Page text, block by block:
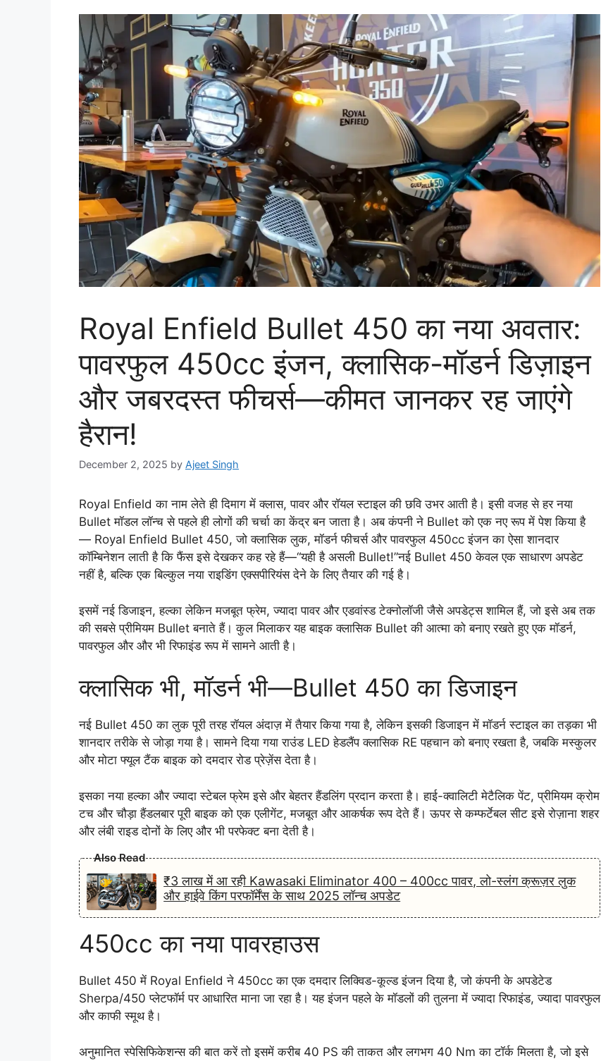
Royal Enfield Bullet 450 का नया अवतार:
पावरफुल 450cc इंजन, क्लासिक-मॉडर्न डिज़ाइन
और जबरदस्त फीचर्स—कीमत जानकर रह जाएंगे
हैरान!
December 2, 2025 by Ajeet Singh
Royal Enfield का नाम लेते ही दिमाग में क्लास, पावर और रॉयल स्टाइल की छवि उभर आती है। इसी वजह से हर नया
Bullet मॉडल लॉन्च से पहले ही लोगों की चर्चा का केंद्र बन जाता है। अब कंपनी ने Bullet को एक नए रूप में पेश किया है
— Royal Enfield Bullet 450, जो क्लासिक लुक, मॉडर्न फीचर्स और पावरफुल 450cc इंजन का ऐसा शानदार
कॉम्बिनेशन लाती है कि फैंस इसे देखकर कह रहे हैं—“यही है असली Bullet!”नई Bullet 450 केवल एक साधारण अपडेट
नहीं है, बल्कि एक बिल्कुल नया राइडिंग एक्सपीरियंस देने के लिए तैयार की गई है।
इसमें नई डिजाइन, हल्का लेकिन मजबूत फ्रेम, ज्यादा पावर और एडवांस्ड टेक्नोलॉजी जैसे अपडेट्स शामिल हैं, जो इसे अब तक
की सबसे प्रीमियम Bullet बनाते हैं। कुल मिलाकर यह बाइक क्लासिक Bullet की आत्मा को बनाए रखते हुए एक मॉडर्न,
पावरफुल और और भी रिफाइंड रूप में सामने आती है।
क्लासिक भी, मॉडर्न भी—Bullet 450 का डिजाइन
नई Bullet 450 का लुक पूरी तरह रॉयल अंदाज़ में तैयार किया गया है, लेकिन इसकी डिजाइन में मॉडर्न स्टाइल का तड़का भी
शानदार तरीके से जोड़ा गया है। सामने दिया गया राउंड LED हेडलैंप क्लासिक RE पहचान को बनाए रखता है, जबकि मस्कुलर
और मोटा फ्यूल टैंक बाइक को दमदार रोड प्रेज़ेंस देता है।
इसका नया हल्का और ज्यादा स्टेबल फ्रेम इसे और बेहतर हैंडलिंग प्रदान करता है। हाई-क्वालिटी मेटैलिक पेंट, प्रीमियम क्रोम
टच और चौड़ा हैंडलबार पूरी बाइक को एक एलीगेंट, मजबूत और आकर्षक रूप देते हैं। ऊपर से कम्फर्टेबल सीट इसे रोज़ाना शहर
और लंबी राइड दोनों के लिए और भी परफेक्ट बना देती है।
Also Read
₹3 लाख में आ रही Kawasaki Eliminator 400 – 400cc पावर, लो-स्लंग क्रूज़र लुक
और हाईवे किंग परफॉर्मेंस के साथ 2025 लॉन्च अपडेट
450cc का नया पावरहाउस
Bullet 450 में Royal Enfield ने 450cc का एक दमदार लिक्विड-कूल्ड इंजन दिया है, जो कंपनी के अपडेटेड
Sherpa/450 प्लेटफॉर्म पर आधारित माना जा रहा है। यह इंजन पहले के मॉडलों की तुलना में ज्यादा रिफाइंड, ज्यादा पावरफुल
और काफी स्मूथ है।
अनुमानित स्पेसिफिकेशन्स की बात करें तो इसमें करीब 40 PS की ताकत और लगभग 40 Nm का टॉर्क मिलता है, जो इसे